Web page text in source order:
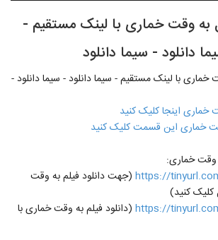
به وقت خماری با لینک مستقیم -
دانلود - سیما دانلود
خماری با لینک مستقیم - سیما دانلود - سیما دانلود -
خماری اینجا کلیک کنید
خماری این قسمت کلیک کنید
وقت خماری:
https:// (جهت دانلود فیلم به وقت
کلیک کنید)
https:// (دانلود فیلم به وقت خماری با